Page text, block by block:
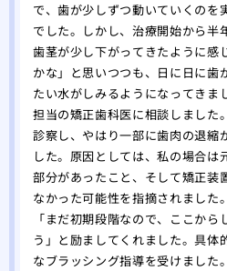
で、歯が少しずつ動いていくのを
でした。しかし、治療開始から半
歯茎が少し下がってきたように感
かな」と思いつつも、日に日に歯
たい水がしみるようになってきま
担当の矯正歯科医に相談しました
診察し、やはり一部に歯肉の退縮
した。原因としては、私の場合は
部分があったこと、そして矯正装
なかった可能性を指摘されました
「まだ初期段階なので、ここか
う」と励ましてくれました。具体
なブラッシング指導を受けました